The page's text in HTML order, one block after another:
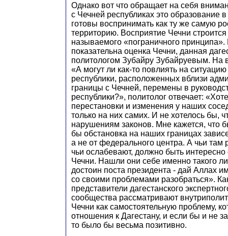
Однако вот что обращает на себя
с Чечней республиках это образование
готовы воспринимать как ту же самую
территорию. Восприятие Чечни строится
называемого «пограничного
показательна оценка Чечни, данная
политологом Зубайру Зубайруевым. На
«А могут ли как-то повлиять на
республики, расположенных вблизи
границы с Чечней, перемены в
республики?», политолог отвечает:
перестановки и изменения у наших
только на них самих. И не хотелось бы,
нарушениям законов. Мне кажется, что
бы обстановка на наших границах
а не от федерального центра. А чьи там
чьи ослабевают, должно быть
Чечни. Нашли они себе именно такого
достоин поста президента - дай Аллах
со своими проблемами разобраться».
представители дагестанского
сообщества рассматривают
Чечни как самостоятельную проблему,
отношения к Дагестану, и если бы и не
то было бы весьма позитивно.